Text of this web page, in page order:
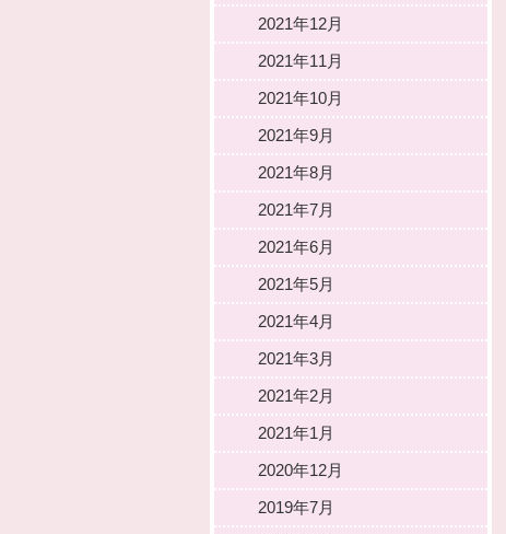
2021年12月
2021年11月
2021年10月
2021年9月
2021年8月
2021年7月
2021年6月
2021年5月
2021年4月
2021年3月
2021年2月
2021年1月
2020年12月
2019年7月